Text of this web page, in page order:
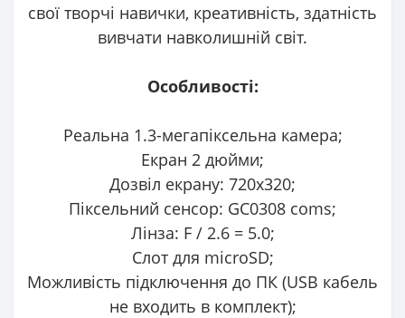
свої творчі навички, креативність, здатність
вивчати навколишній світ.
Особливості:
Реальна 1.3-мегапіксельна камера;
Екран 2 дюйми;
Дозвіл екрану: 720х320;
Піксельний сенсор: GC0308 coms;
Лінза: F / 2.6 = 5.0;
Слот для microSD;
Можливість підключення до ПК (USB кабель
не входить в комплект);